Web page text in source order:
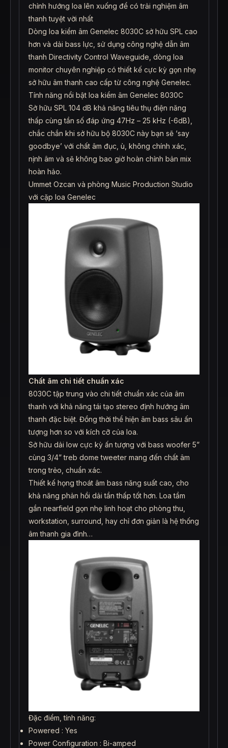
chỉnh hướng loa lên xuống để có trải nghiệm âm
thanh tuyệt vời nhất
Dòng loa kiểm âm Genelec 8030C sở hữu SPL cao
hơn và dải bass lực, sử dụng công nghệ dẫn âm
thanh Directivity Control Waveguide, dòng loa
monitor chuyên nghiệp có thiết kế cực kỳ gọn nhẹ
sở hữu âm thanh cao cấp từ công nghệ Genelec.
Tính năng nổi bật loa kiểm âm Genelec 8030C
Sở hữu SPL 104 dB khả năng tiêu thụ điện năng
thấp cùng tần số đáp ứng 47Hz – 25 kHz (-6dB),
chắc chắn khi sở hữu bộ 8030C này bạn sẽ ‘say
goodbye’ với chất âm đục, ù, không chính xác,
nịnh âm và sẽ không bao giờ hoàn chỉnh bản mix
hoàn hảo.
Ummet Ozcan và phòng Music Production Studio
với cặp loa Genelec
Chất âm chi tiết chuẩn xác
8030C tập trung vào chi tiết chuẩn xác của âm
thanh với khả năng tái tạo stereo định hướng âm
thanh đặc biệt. Đồng thời thể hiện âm bass sâu ấn
tượng hơn so với kích cỡ của loa.
Sở hữu dải low cực kỳ ấn tượng với bass woofer 5”
cùng 3/4” treb dome tweeter mang đến chất âm
trong trẻo, chuẩn xác.
Thiết kế họng thoát âm bass năng suất cao, cho
khả năng phản hồi dải tần thấp tốt hơn. Loa tầm
gần nearfield gọn nhẹ linh hoạt cho phòng thu,
workstation, surround, hay chỉ đơn giản là hệ thống
âm thanh gia đình…
Đặc điểm, tính năng:
Powered : Yes
Power Configuration : Bi-amped